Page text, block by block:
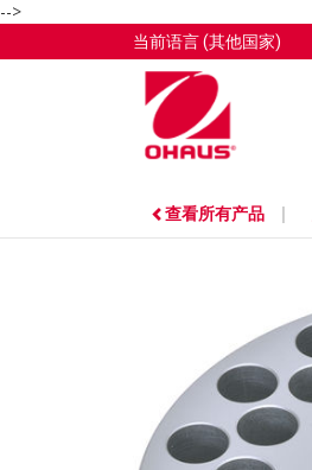
-->
当前语言(其他国家)
查看所有产品 |